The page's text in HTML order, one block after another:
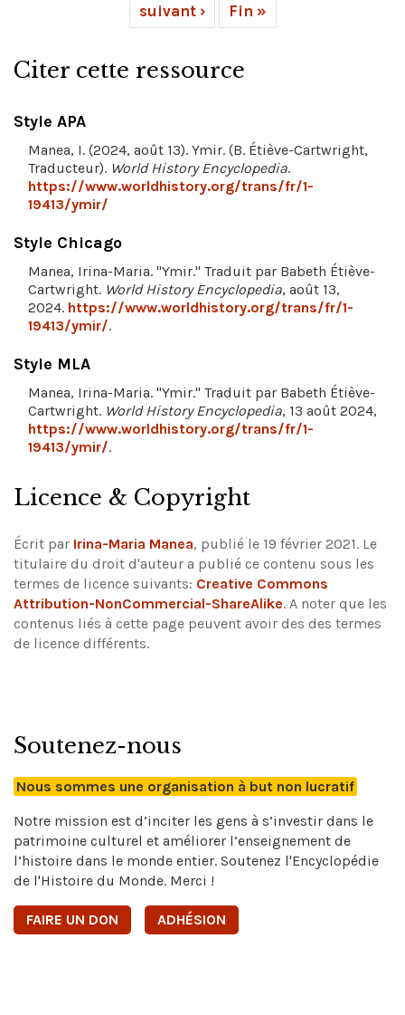
suivant › Fin »
Citer cette ressource
Style APA
Manea, I. (2024, août 13). Ymir. (B. Étiève-Cartwright,
Traducteur). World History Encyclopedia.
https://www.worldhistory.org/trans/fr/1-
19413/ymir/
Style Chicago
Manea, Irina-Maria. "Ymir." Traduit par Babeth Étiève-
Cartwright. World History Encyclopedia, août 13,
2024. https://www.worldhistory.org/trans/fr/1-
19413/ymir/.
Style MLA
Manea, Irina-Maria. "Ymir." Traduit par Babeth Étiève-
Cartwright. World History Encyclopedia, 13 août 2024,
https://www.worldhistory.org/trans/fr/1-
19413/ymir/.
Licence & Copyright
Écrit par Irina-Maria Manea, publié le 19 février 2021. Le
titulaire du droit d'auteur a publié ce contenu sous les
termes de licence suivants: Creative Commons
Attribution-NonCommercial-ShareAlike. A noter que les
contenus liés à cette page peuvent avoir des des termes
de licence différents.
Soutenez-nous
Nous sommes une organisation à but non lucratif
Notre mission est d’inciter les gens à s’investir dans le
patrimoine culturel et améliorer l’enseignement de
l’histoire dans le monde entier. Soutenez l'Encyclopédie
de l'Histoire du Monde. Merci !
FAIRE UN DON ADHÉSION